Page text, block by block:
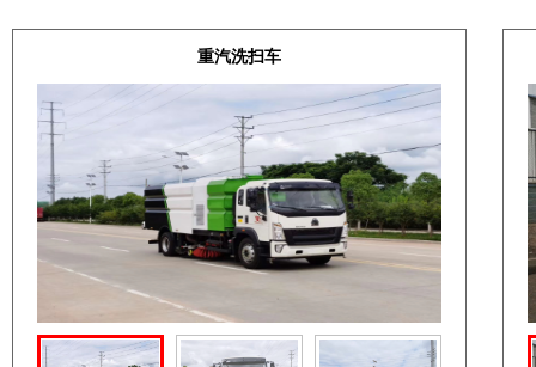
重汽洗扫车